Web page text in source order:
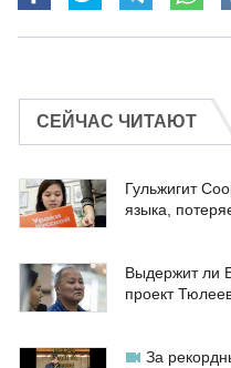
СЕЙЧАС ЧИТАЮТ
Гульжигит
языка,
Выдержит ли
проект
За